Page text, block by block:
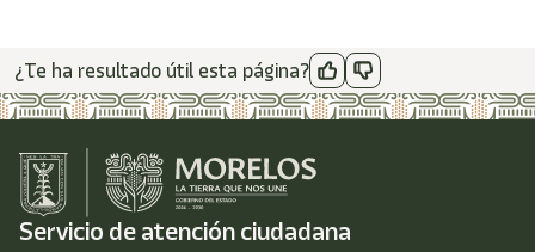
¿Te ha resultado útil esta página?
Servicio de atención ciudadana